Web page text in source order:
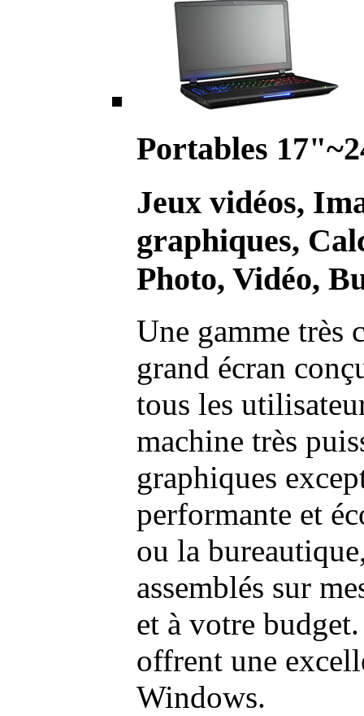
Portables
Jeux vidéos,
graphiques,
Photo, Vidéo,
Une gamme très
grand écran
tous les
machine très
graphiques
performante et
ou la
assemblés sur
et à votre
offrent une
Windows.